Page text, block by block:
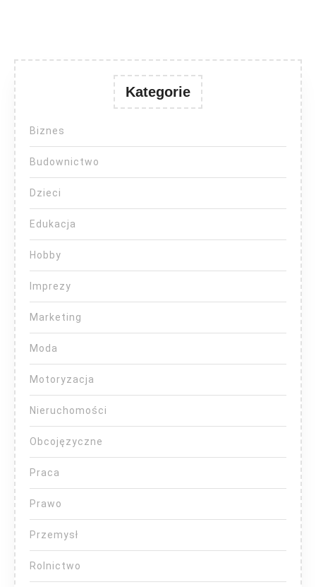
Kategorie
Biznes
Budownictwo
Dzieci
Edukacja
Hobby
Imprezy
Marketing
Moda
Motoryzacja
Nieruchomości
Obcojęzyczne
Praca
Prawo
Przemysł
Rolnictwo